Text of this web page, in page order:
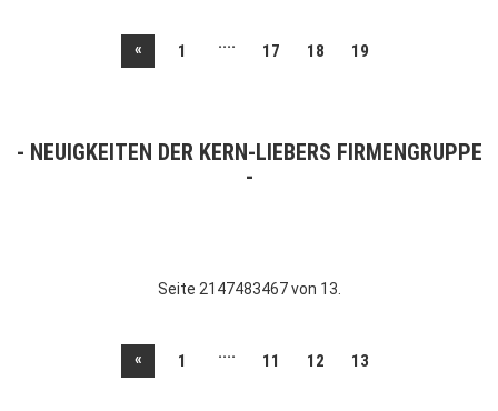
« 1 .... 17 18 19
NEUIGKEITEN DER KERN-LIEBERS FIRMENGRUPPE
Seite 2147483467 von 13.
« 1 .... 11 12 13